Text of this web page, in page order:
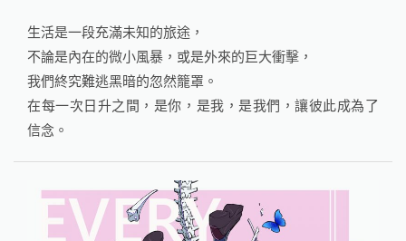
生活是一段充滿未知的旅途，
不論是內在的微小風暴，或是外來的巨大衝擊，
我們終究難逃黑暗的忽然籠罩。
在每一次日升之間，是你，是我，是我們，讓彼此成為了
信念。